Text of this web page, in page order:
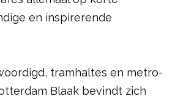
en inspirerende
tramhaltes en metro-
Blaak bevindt zich